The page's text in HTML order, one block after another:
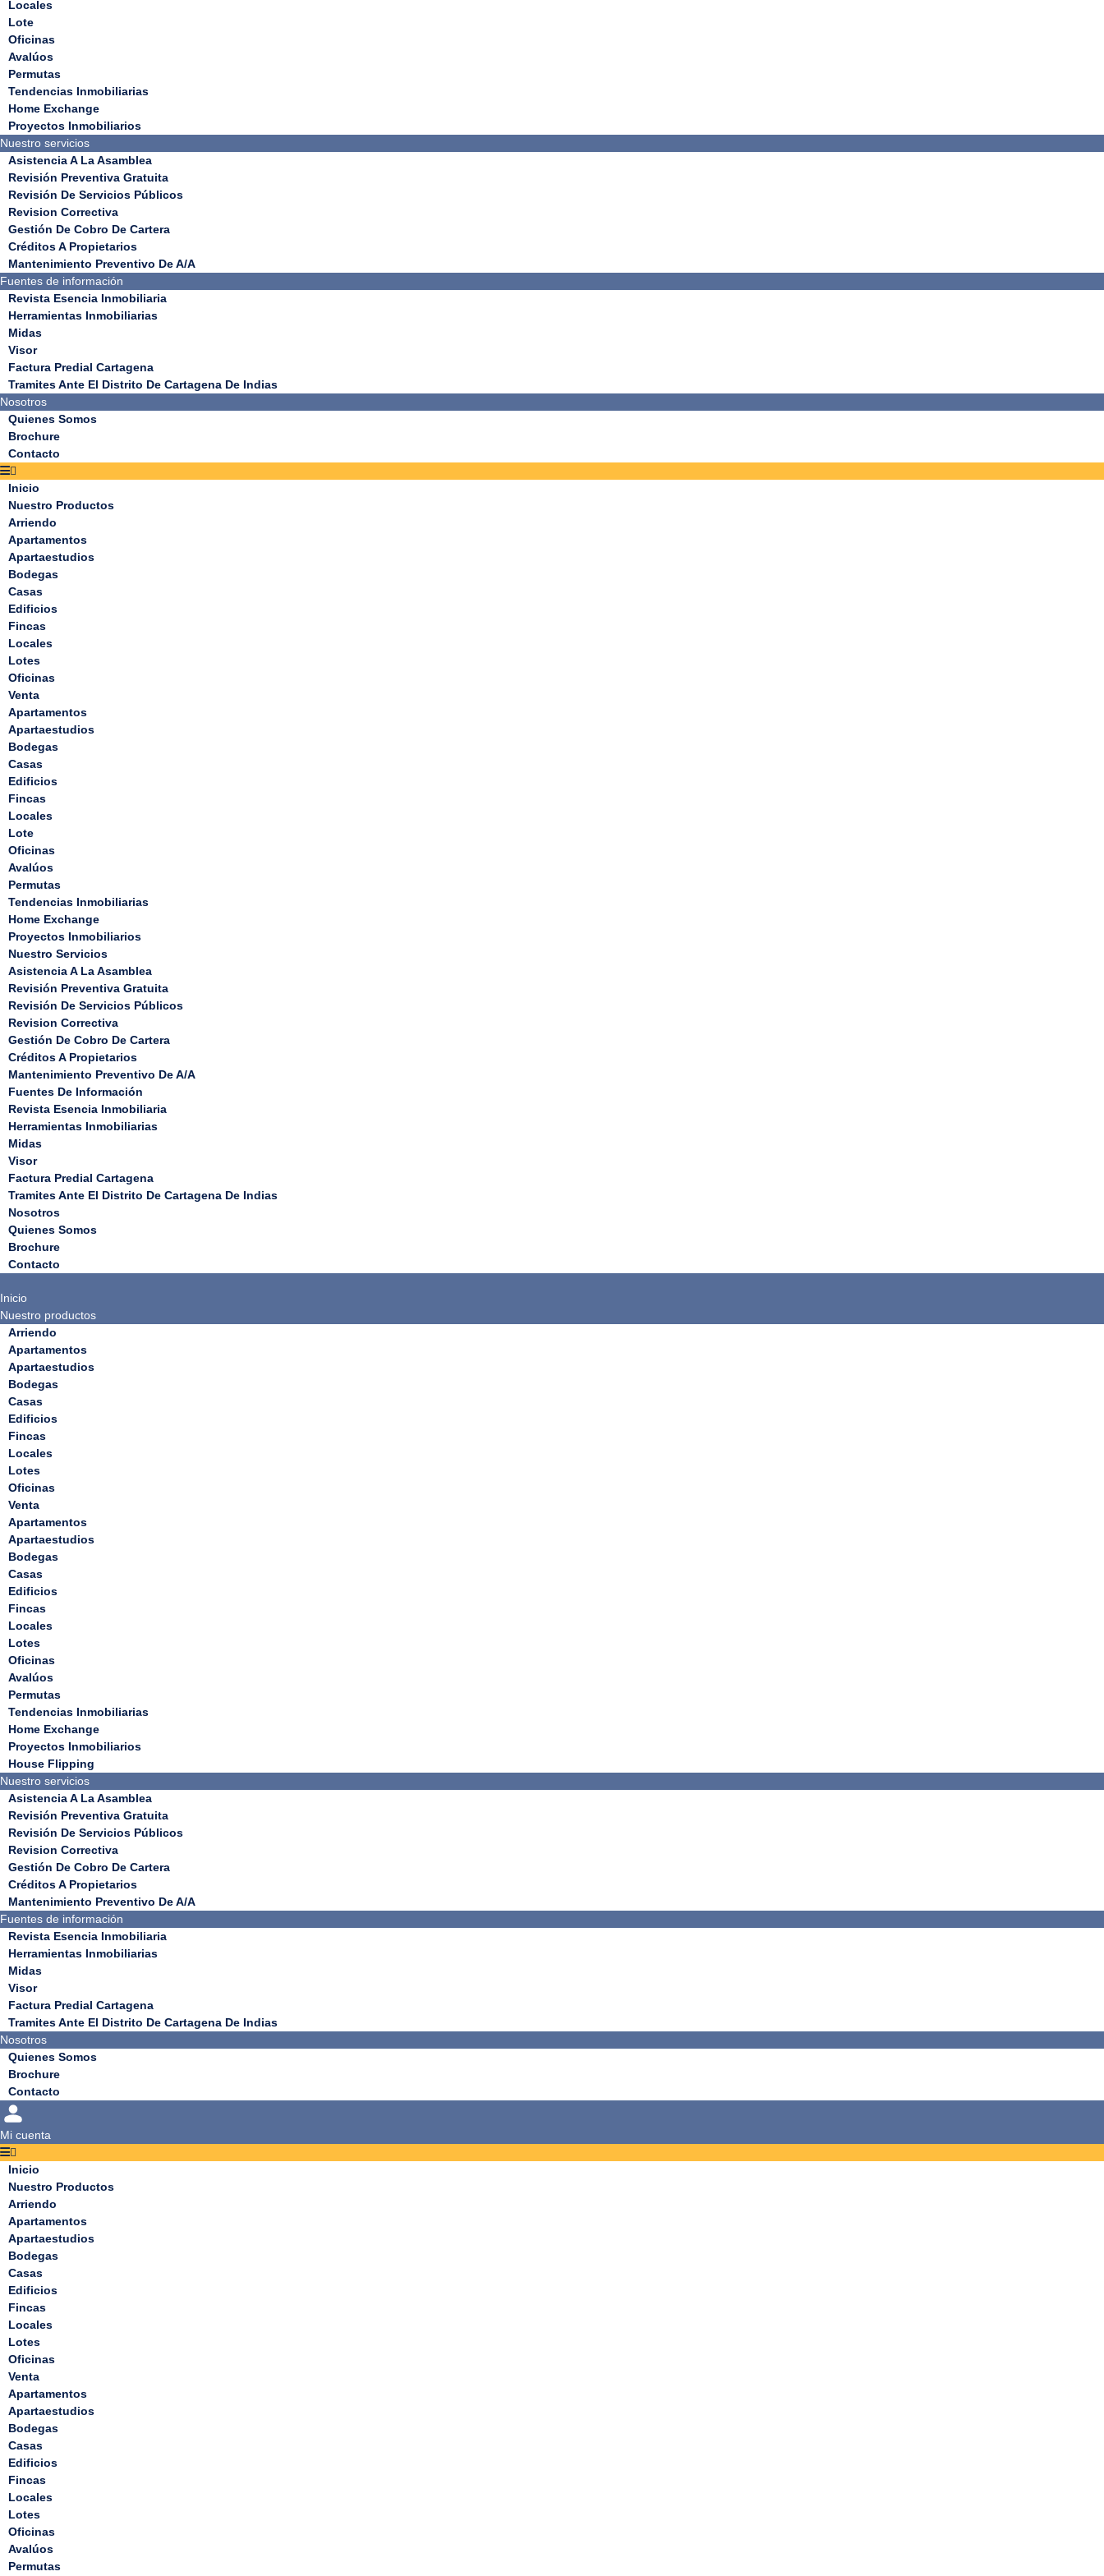
Locales
Lote
Oficinas
Avalúos
Permutas
Tendencias Inmobiliarias
Home Exchange
Proyectos Inmobiliarios
Nuestro servicios
Asistencia A La Asamblea
Revisión Preventiva Gratuita
Revisión De Servicios Públicos
Revision Correctiva
Gestión De Cobro De Cartera
Créditos A Propietarios
Mantenimiento Preventivo De A/A
Fuentes de información
Revista Esencia Inmobiliaria
Herramientas Inmobiliarias
Midas
Visor
Factura Predial Cartagena
Tramites Ante El Distrito De Cartagena De Indias
Nosotros
Quienes Somos
Brochure
Contacto
Inicio
Nuestro Productos
Arriendo
Apartamentos
Apartaestudios
Bodegas
Casas
Edificios
Fincas
Locales
Lotes
Oficinas
Venta
Apartamentos
Apartaestudios
Bodegas
Casas
Edificios
Fincas
Locales
Lote
Oficinas
Avalúos
Permutas
Tendencias Inmobiliarias
Home Exchange
Proyectos Inmobiliarios
Nuestro Servicios
Asistencia A La Asamblea
Revisión Preventiva Gratuita
Revisión De Servicios Públicos
Revision Correctiva
Gestión De Cobro De Cartera
Créditos A Propietarios
Mantenimiento Preventivo De A/A
Fuentes De Información
Revista Esencia Inmobiliaria
Herramientas Inmobiliarias
Midas
Visor
Factura Predial Cartagena
Tramites Ante El Distrito De Cartagena De Indias
Nosotros
Quienes Somos
Brochure
Contacto
Inicio
Nuestro productos
Arriendo
Apartamentos
Apartaestudios
Bodegas
Casas
Edificios
Fincas
Locales
Lotes
Oficinas
Venta
Apartamentos
Apartaestudios
Bodegas
Casas
Edificios
Fincas
Locales
Lotes
Oficinas
Avalúos
Permutas
Tendencias Inmobiliarias
Home Exchange
Proyectos Inmobiliarios
House Flipping
Nuestro servicios
Asistencia A La Asamblea
Revisión Preventiva Gratuita
Revisión De Servicios Públicos
Revision Correctiva
Gestión De Cobro De Cartera
Créditos A Propietarios
Mantenimiento Preventivo De A/A
Fuentes de información
Revista Esencia Inmobiliaria
Herramientas Inmobiliarias
Midas
Visor
Factura Predial Cartagena
Tramites Ante El Distrito De Cartagena De Indias
Nosotros
Quienes Somos
Brochure
Contacto
Mi cuenta
Inicio
Nuestro Productos
Arriendo
Apartamentos
Apartaestudios
Bodegas
Casas
Edificios
Fincas
Locales
Lotes
Oficinas
Venta
Apartamentos
Apartaestudios
Bodegas
Casas
Edificios
Fincas
Locales
Lotes
Oficinas
Avalúos
Permutas